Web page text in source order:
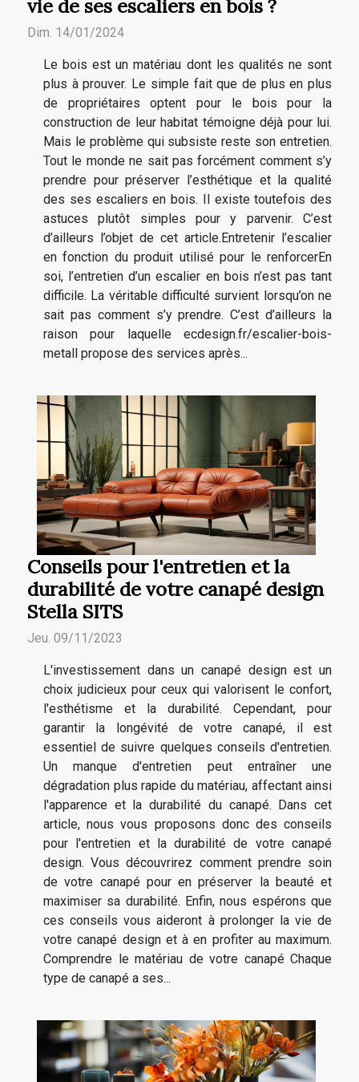
vie de ses escaliers en bois ?
Dim. 14/01/2024
Le bois est un matériau dont les qualités ne sont
plus à prouver. Le simple fait que de plus en plus
de propriétaires optent pour le bois pour la
construction de leur habitat témoigne déjà pour lui.
Mais le problème qui subsiste reste son entretien.
Tout le monde ne sait pas forcément comment s’y
prendre pour préserver l’esthétique et la qualité
des ses escaliers en bois. Il existe toutefois des
astuces plutôt simples pour y parvenir. C’est
d’ailleurs l’objet de cet article.Entretenir l’escalier
en fonction du produit utilisé pour le renforcerEn
soi, l’entretien d’un escalier en bois n’est pas tant
difficile. La véritable difficulté survient lorsqu’on ne
sait pas comment s’y prendre. C’est d’ailleurs la
raison pour laquelle ecdesign.fr/escalier-bois-
metall propose des services après...
Conseils pour l'entretien et la
durabilité de votre canapé design
Stella SITS
Jeu. 09/11/2023
L'investissement dans un canapé design est un
choix judicieux pour ceux qui valorisent le confort,
l'esthétisme et la durabilité. Cependant, pour
garantir la longévité de votre canapé, il est
essentiel de suivre quelques conseils d'entretien.
Un manque d'entretien peut entraîner une
dégradation plus rapide du matériau, affectant ainsi
l'apparence et la durabilité du canapé. Dans cet
article, nous vous proposons donc des conseils
pour l'entretien et la durabilité de votre canapé
design. Vous découvrirez comment prendre soin
de votre canapé pour en préserver la beauté et
maximiser sa durabilité. Enfin, nous espérons que
ces conseils vous aideront à prolonger la vie de
votre canapé design et à en profiter au maximum.
Comprendre le matériau de votre canapé Chaque
type de canapé a ses...